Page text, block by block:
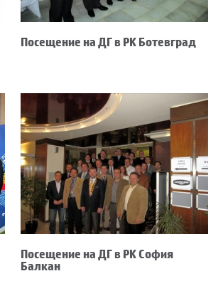
Посещение на ДГ в РК Ботевград
Посещение на ДГ в РК София
Балкан